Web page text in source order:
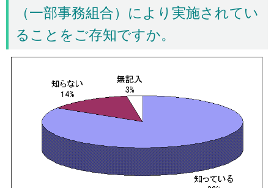
（一部事務組合）により実施されてい
ることをご存知ですか。